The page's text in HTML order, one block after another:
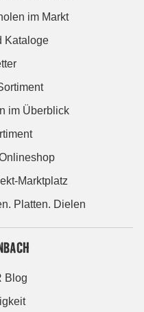
im Markt
Kataloge
im Überblick
Marktplatz
Platten. Dielen
Blog